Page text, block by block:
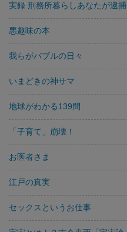
実録 刑務所暮らしあなたが逮
悪趣味の本
我らがバブルの日々
いまどきの神サマ
地球がわかる139問
「子育て」崩壊！
お医者さま
江戸の真実
セックスというお仕事